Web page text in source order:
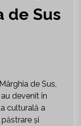
de Sus
de Sus,
devenit în
culturală a
și